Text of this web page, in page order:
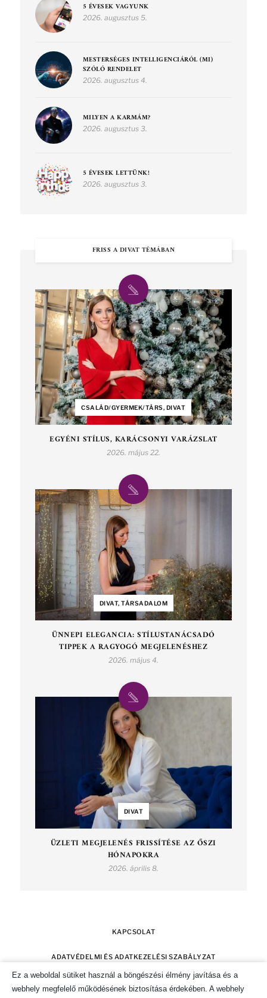
5 ÉVESEK VAGYUNK
2026. augusztus 5.
MESTERSÉGES INTELLIGENCIÁRÓL (MI)
SZÓLÓ RENDELET
2026. augusztus 4.
MILYEN A KARMÁM?
2026. augusztus 3.
5 ÉVESEK LETTÜNK!
2026. augusztus 3.
FRISS A DIVAT TÉMÁBAN
CSALÁD/GYERMEK/TÁRS, DIVAT
EGYÉNI STÍLUS, KARÁCSONYI VARÁZSLAT
2026. május 22.
DIVAT, TÁRSADALOM
ÜNNEPI ELEGANCIA: STÍLUSTANÁCSADÓ
TIPPEK A RAGYOGÓ MEGJELENÉSHEZ
2026. május 4.
DIVAT
ÜZLETI MEGJELENÉS FRISSÍTÉSE AZ ŐSZI
HÓNAPOKRA
2026. április 8.
KAPCSOLAT
ADATVÉDELMI ÉS ADATKEZELÉSI SZABÁLYZAT
IMPRESSZUM
Ez a weboldal sütiket használ a böngészési élmény javítása és a
webhely megfelelő működésének biztosítása érdekében. A webhely